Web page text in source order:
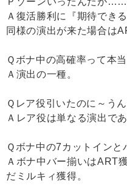
Ａ復活勝利に『期待でき
同様の演出が来た場合は
Ｑボナ中の高確率って本
Ａ演出の一種。
Ｑレア役引いたのに～う
Ａレア役は単なる演出で
Ｑボナ中の7カットイン
Ａボナ中バー揃いはART
だミルキィ獲得。